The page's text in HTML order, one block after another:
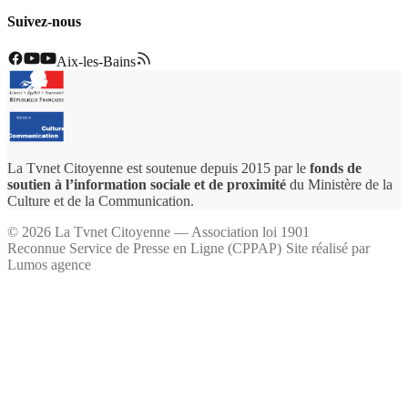
Suivez-nous
Aix-les-Bains
La Tvnet Citoyenne est soutenue depuis 2015 par le fonds de
soutien à l’information sociale et de proximité du Ministère de la
Culture et de la Communication.
© 2026 La Tvnet Citoyenne — Association loi 1901
Reconnue Service de Presse en Ligne (CPPAP)·Site réalisé par
Lumos agence